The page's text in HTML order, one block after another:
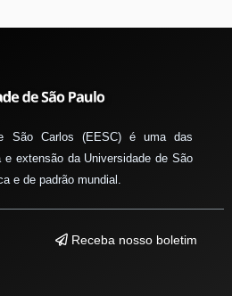
São Carlos (EESC) é uma das
extensão da Universidade de São
e de padrão mundial.
Receba nosso boletim